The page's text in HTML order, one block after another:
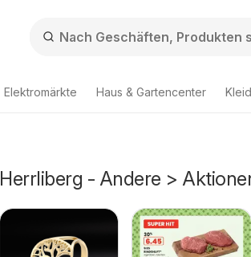
Elektromärkte Haus & Gartencenter
Herrliberg - Andere >